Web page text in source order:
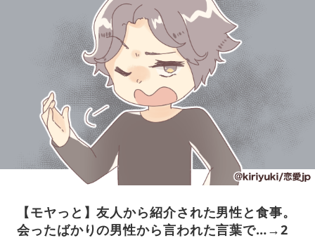
【モヤっと】友人から紹介された男性と食事。
会ったばかりの男性から言われた言葉で…→2